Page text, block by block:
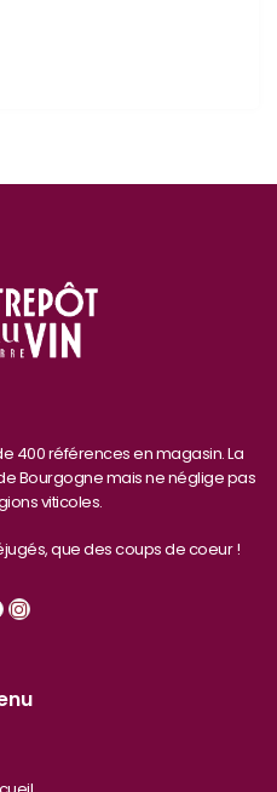
400 références en magasin. La
Bourgogne mais ne néglige pas
viticoles.
que des coups de coeur !